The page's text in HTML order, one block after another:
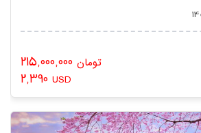
تومان
2,390 USD